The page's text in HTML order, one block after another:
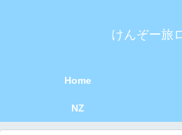
けんぞー旅
Home
NZ